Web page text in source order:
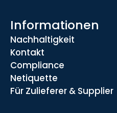
Informationen
Nachhaltigkeit
Kontakt
Compliance
Netiquette
Für Zulieferer & Supplier